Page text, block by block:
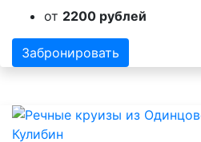
от 2200 рублей
Забронировать